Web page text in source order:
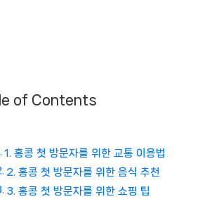
of Contents
1. 홍콩 첫 방문자를 위한 교통 이용법
2. 홍콩 첫 방문자를 위한 음식 추천
3. 홍콩 첫 방문자를 위한 쇼핑 팁